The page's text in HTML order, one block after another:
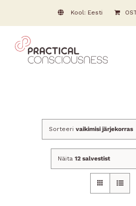
to
content
Kool: Eesti
Sorteeri vaikimisi järjekorras
Näita 12 salvestist